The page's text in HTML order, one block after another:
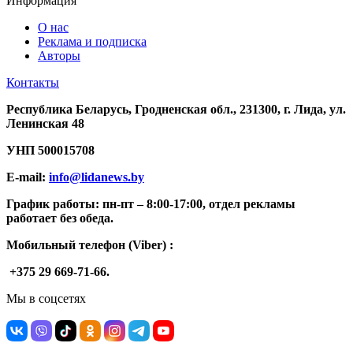
О нас
Реклама и подписка
Авторы
Контакты
Республика Беларусь, Гродненская обл., 231300, г. Лида, ул.
Ленинская 48
УНП 500015708
E-mail: info@lidanews.by
График работы: пн-пт –8:00-17:00, отдел рекламы
работает без обеда.
Мобильный телефон (Viber) :
+375 29 669-71-66.
Мы в соцсетях